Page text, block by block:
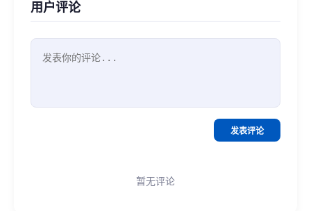
用户评论
发表评论
暂无评论